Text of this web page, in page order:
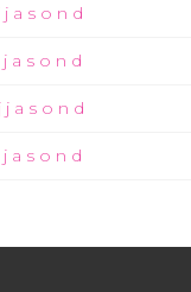
j a s o n d
j a s o n d
j j a s o n d
j a s o n d